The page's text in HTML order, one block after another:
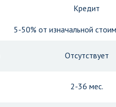
Кредит
5-50% от изначальной
Отсутствует
2-36 мес.